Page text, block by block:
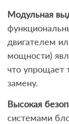
Модульная
двигателем
мощности)
что упрощает
замену.
Высокая
системами